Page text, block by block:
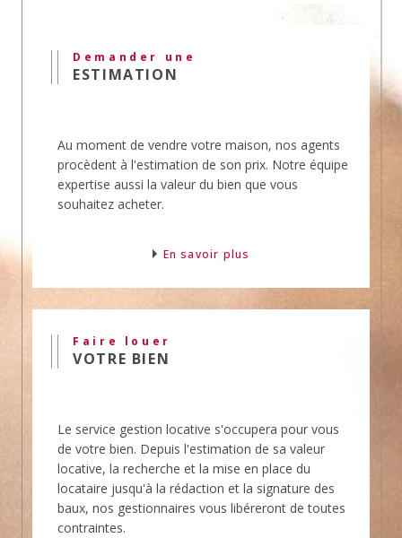
biens professionnels.
Nous vous offrons toute notre expertise et notre
expérience dans ce domaine.
transaction, en vente, en achat et en location de
biens immobiliers.
Ces domaines sont sensibles et requièrent
l'expérience de professionnels pour éviter les
erreurs et gagner du temps.
Demander une
ESTIMATION
Au moment de vendre votre maison, nos agents
procèdent à l'estimation de son prix. Notre équipe
expertise aussi la valeur du bien que vous
souhaitez acheter.
En savoir plus
Faire louer
VOTRE BIEN
Le service gestion locative s'occupera pour vous
de votre bien. Depuis l'estimation de sa valeur
locative, la recherche et la mise en place du
locataire jusqu'à la rédaction et la signature des
baux, nos gestionnaires vous libéreront de toutes
contraintes.